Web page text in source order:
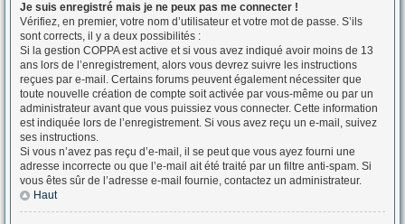
Je suis enregistré mais je ne peux pas me connecter !
Vérifiez, en premier, votre nom d’utilisateur et votre mot de passe. S’ils
sont corrects, il y a deux possibilités :
Si la gestion COPPA est active et si vous avez indiqué avoir moins de 13
ans lors de l’enregistrement, alors vous devrez suivre les instructions
reçues par e-mail. Certains forums peuvent également nécessiter que
toute nouvelle création de compte soit activée par vous-même ou par un
administrateur avant que vous puissiez vous connecter. Cette information
est indiquée lors de l’enregistrement. Si vous avez reçu un e-mail, suivez
ses instructions.
Si vous n’avez pas reçu d’e-mail, il se peut que vous ayez fourni une
adresse incorrecte ou que l’e-mail ait été traité par un filtre anti-spam. Si
vous êtes sûr de l’adresse e-mail fournie, contactez un administrateur.
Haut